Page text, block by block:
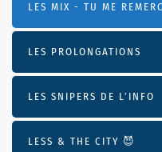
LES MIX - TU ME
LES PROLONGATIONS
LES SNIPERS DE L’INFO
LESS & THE CITY 😈